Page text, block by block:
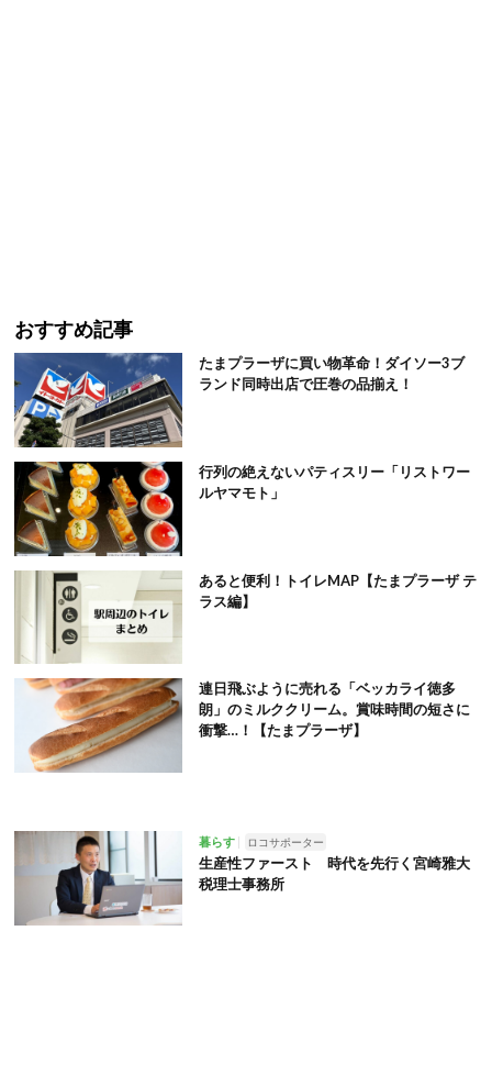
おすすめ記事
たまプラーザに買い物革命！ダイソー3ブ
ランド同時出店で圧巻の品揃え！
行列の絶えないパティスリー「リストワー
ルヤマモト」
あると便利！トイレMAP【たまプラーザ テ
ラス編】
連日飛ぶように売れる「ベッカライ徳多
朗」のミルククリーム。賞味時間の短さに
衝撃…！【たまプラーザ】
暮らす ロコサポーター
生産性ファースト 時代を先行く宮崎雅大
税理士事務所